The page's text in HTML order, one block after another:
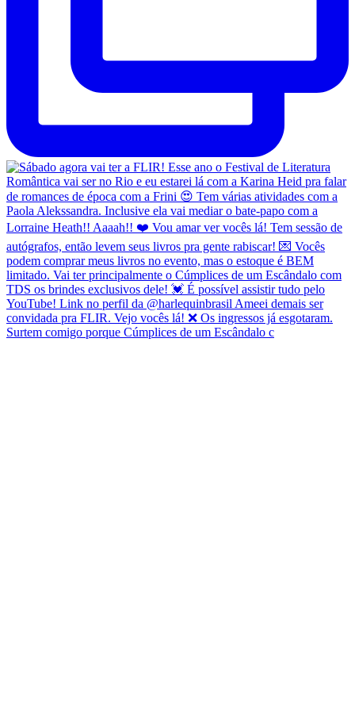
Surtem comigo porque Cúmplices de um Escândalo c